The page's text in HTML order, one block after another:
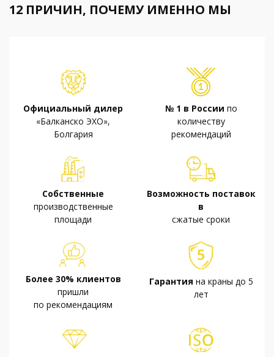
12 ПРИЧИН, ПОЧЕМУ ИМЕННО МЫ
Официальный дилер
«Балканско ЭХО»,
Болгария
№ 1 в России по
количеству
рекомендаций
Собственные
производственные
площади
Возможность поставок
в
сжатые сроки
Более 30% клиентов
пришли
по рекомендациям
Гарантия на краны до 5
лет